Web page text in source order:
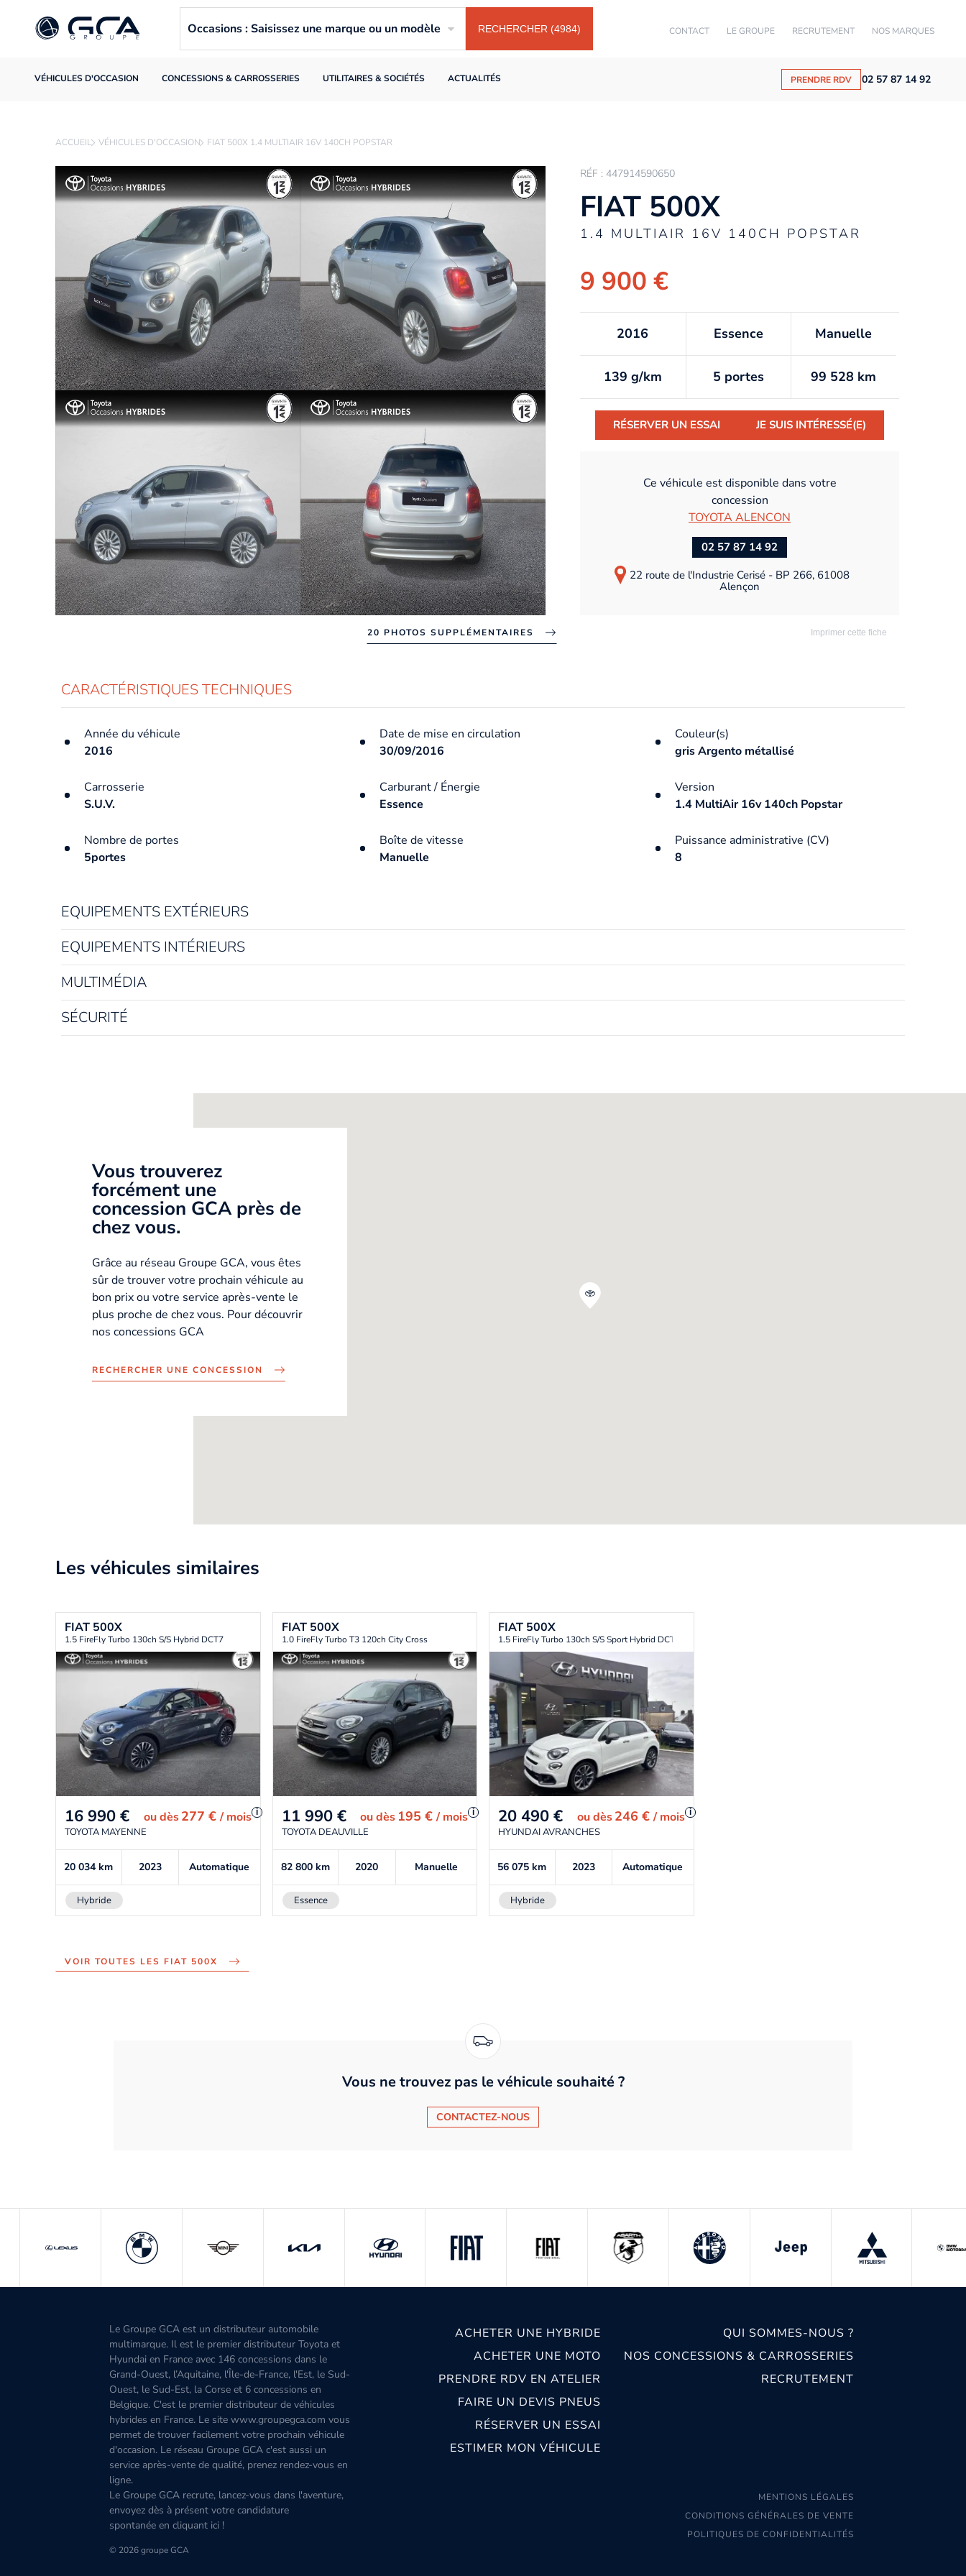
CONTACT LE GROUPE RECRUTEMENT NOS MARQUES
VÉHICULES D'OCCASION CONCESSIONS & CARROSSERIES UTILITAIRES & SOCIÉTÉS ACTUALITÉS PRENDRE RDV 02 57 87 14 92
Occasions : Saisissez une marque ou un modèle RECHERCHER (4984)
ACCUEIL VÉHICULES D'OCCASION FIAT 500X 1.4 MULTIAIR 16V 140CH POPSTAR
20 PHOTOS SUPPLÉMENTAIRES
RÉF : 447914590650
FIAT 500X
1.4 MULTIAIR 16V 140CH POPSTAR
9 900 €
2016 Essence Manuelle
139 g/km 5 portes 99 528 km
RÉSERVER UN ESSAI JE SUIS INTÉRESSÉ(E)
Ce véhicule est disponible dans votre
concession
TOYOTA ALENCON
02 57 87 14 92
22 route de l'Industrie Cerisé - BP 266, 61008
Alençon
Imprimer cette fiche
CARACTÉRISTIQUES TECHNIQUES
Année du véhicule
2016
Date de mise en circulation
30/09/2016
Couleur(s)
gris Argento métallisé
Carrosserie
S.U.V.
Carburant / Énergie
Essence
Version
1.4 MultiAir 16v 140ch Popstar
Nombre de portes
5portes
Boîte de vitesse
Manuelle
Puissance administrative (CV)
8
EQUIPEMENTS EXTÉRIEURS
EQUIPEMENTS INTÉRIEURS
MULTIMÉDIA
SÉCURITÉ
Vous trouverez
forcément une
concession GCA près de
chez vous.
Grâce au réseau Groupe GCA, vous êtes
sûr de trouver votre prochain véhicule au
bon prix ou votre service après-vente le
plus proche de chez vous. Pour découvrir
nos concessions GCA
RECHERCHER UNE CONCESSION
Les véhicules similaires
FIAT 500X
1.5 FireFly Turbo 130ch S/S Hybrid DCT7
16 990 € oudès 277 €/ mois i
TOYOTA MAYENNE
20 034km 2023 Automatique
Hybride
FIAT 500X
1.0 FireFly Turbo T3 120ch City Cross
11 990 € oudès 195 €/ mois i
TOYOTA DEAUVILLE
82 800 km 2020 Manuelle
Essence
FIAT 500X
1.5 FireFly Turbo 130ch S/S Sport Hybrid DCT7
20 490 € oudès 246 €/ mois i
HYUNDAI AVRANCHES
56 075km 2023 Automatique
Hybride
VOIR TOUTES LES FIAT 500X
Vous ne trouvez pas le véhicule souhaité ?
CONTACTEZ-NOUS
Le Groupe GCA est un distributeur automobile
multimarque. Il est le premier distributeur Toyota et
Hyundai en France avec 146 concessions dans le
Grand-Ouest, l’Aquitaine, l'Île-de-France, l'Est, le Sud-
Ouest, le Sud-Est, la Corse et 6 concessions en
Belgique. C'est le premier distributeur de véhicules
hybrides en France. Le site www.groupegca.com vous
permet de trouver facilement votre prochain véhicule
d'occasion. Le réseau Groupe GCA c'est aussi un
service après-vente de qualité, prenez rendez-vous en
ligne.
Le Groupe GCA recrute, lancez-vous dans l'aventure,
envoyez dès à présent votre candidature
spontanée en cliquant ici!
ACHETER UNE HYBRIDE
ACHETER UNE MOTO
PRENDRE RDV EN ATELIER
FAIRE UN DEVIS PNEUS
RÉSERVER UN ESSAI
ESTIMER MON VÉHICULE
QUI SOMMES-NOUS ?
NOS CONCESSIONS & CARROSSERIES
RECRUTEMENT
MENTIONS LÉGALES
CONDITIONS GÉNÉRALES DE VENTE
POLITIQUES DE CONFIDENTIALITÉS
© 2026 groupe GCA